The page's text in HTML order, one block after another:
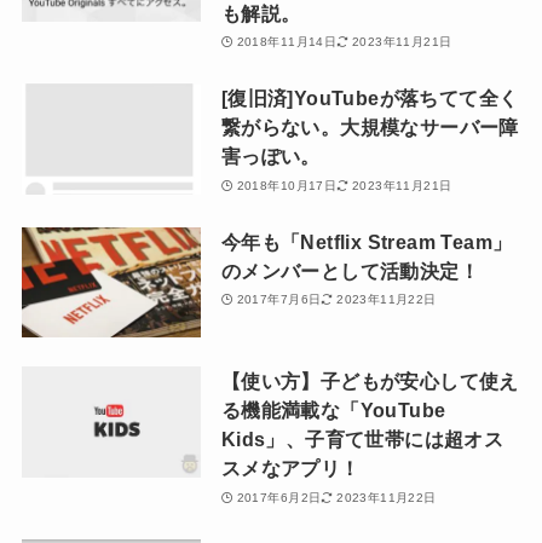
も解説。
2018年11月14日 2023年11月21日
[復旧済]YouTubeが落ちてて全く
繋がらない。大規模なサーバー障
害っぽい。
2018年10月17日 2023年11月21日
今年も「Netflix Stream Team」
のメンバーとして活動決定！
2017年7月6日 2023年11月22日
【使い方】子どもが安心して使え
る機能満載な「YouTube
Kids」、子育て世帯には超オス
スメなアプリ！
2017年6月2日 2023年11月22日